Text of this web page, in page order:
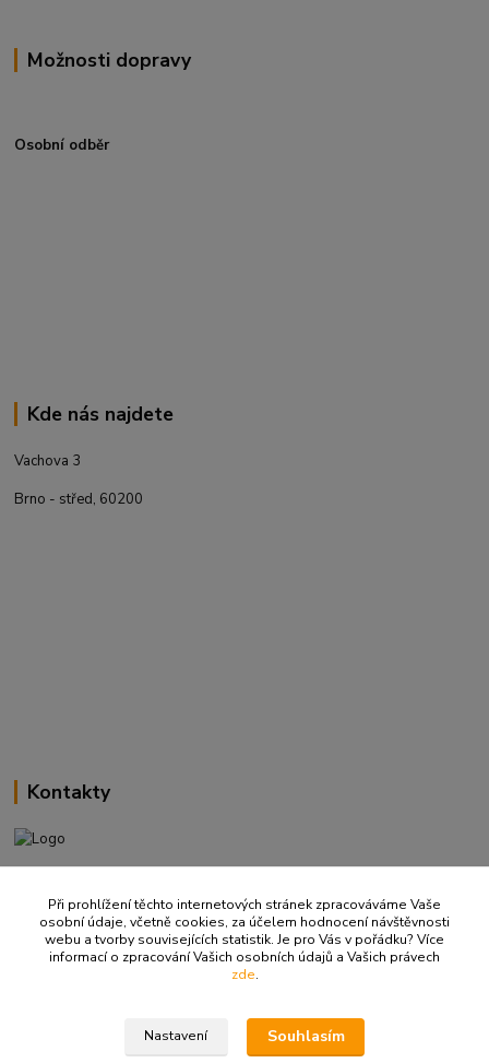
Možnosti dopravy
Osobní odběr
Kde nás najdete
Vachova 3
Brno - střed, 60200
Kontakty
(Po-Pá, 9-18 hod.)
info@ritualbrno-eshop.cz
Při prohlížení těchto internetových stránek zpracováváme Vaše
osobní údaje, včetně cookies, za účelem hodnocení návštěvnosti
webu a tvorby souvisejících statistik. Je pro Vás v pořádku? Více
informací o zpracování Vašich osobních údajů a Vašich právech
zde.
Nastavení Souhlasím